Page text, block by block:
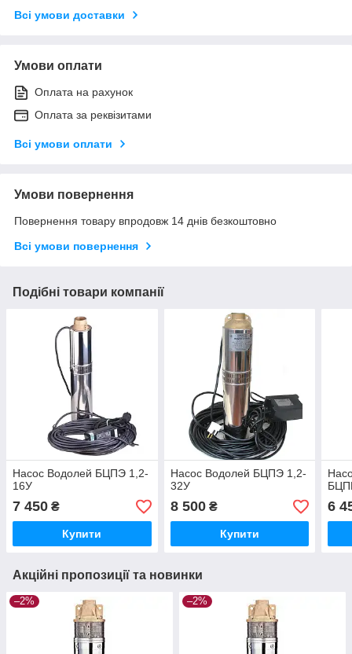
Всі умови доставки
Умови оплати
Оплата на рахунок
Оплата за реквізитами
Всі умови оплати
Умови повернення
Повернення товару впродовж 14 днів безкоштовно
Всі умови повернення
Подібні товари компанії
Насос Водолей БЦПЭ 1,2-
16У
7 450 ₴
Купити
Насос Водолей БЦПЭ 1,2-
32У
8 500₴
Купити
6
Акційні пропозиції та новинки
–2% –2%